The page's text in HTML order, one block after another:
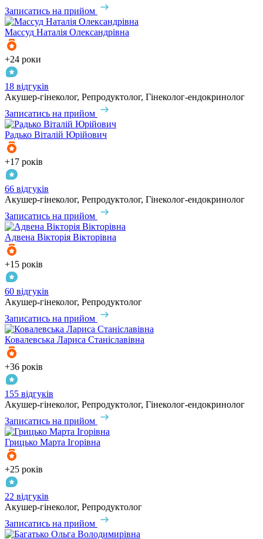
Записатись на прийом
Массуд Наталія Олександрівна
+24 роки
18 відгуків
Акушер-гінеколог, Репродуктолог, Гінеколог-ендокринолог
Записатись на прийом
Радько Віталій Юрійович
+17 років
66 відгуків
Акушер-гінеколог, Репродуктолог, Гінеколог-ендокринолог
Записатись на прийом
Адвена Вікторія Вікторівна
+15 років
60 відгуків
Акушер-гінеколог, Репродуктолог
Записатись на прийом
Ковалевська Лариса Станіславівна
+36 років
155 відгуків
Акушер-гінеколог, Репродуктолог, Гінеколог-ендокринолог
Записатись на прийом
Грицько Марта Ігорівна
+25 років
22 відгуків
Акушер-гінеколог, Репродуктолог
Записатись на прийом